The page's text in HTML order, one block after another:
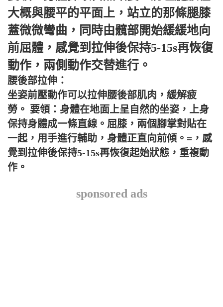
大概與腰平的平面上，站立的那條腿膝
蓋微微彎曲，同時由髖部開始緩緩地向
前屈體，感覺到拉伸後保持5-15s再恢復
動作，兩側動作交替進行。
腰後部拉伸：
坐姿前壓動作可以拉伸腰後部肌肉，緩解疲
勞。 要領：身體在地面上呈自然的坐姿，上身
保持身體成一條直線。屈膝，兩個腳掌對貼在
一起，用手進行輔助，身體正直向前傾。=，感
覺到拉伸後保持5-15s再恢復起始狀態，重複動
作。
sponsored ads